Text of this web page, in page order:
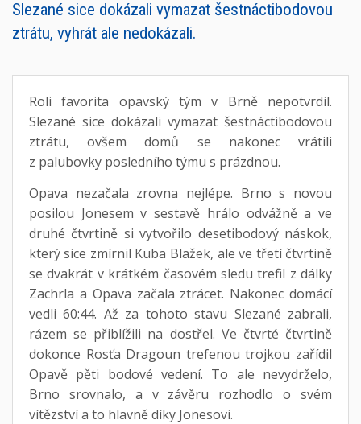
Slezané sice dokázali vymazat šestnáctibodovou
ztrátu, vyhrát ale nedokázali.
Roli favorita opavský tým v Brně nepotvrdil.
Slezané sice dokázali vymazat šestnáctibodovou
ztrátu, ovšem domů se nakonec vrátili
z palubovky posledního týmu s prázdnou.
Opava nezačala zrovna nejlépe. Brno s novou
posilou Jonesem v sestavě hrálo odvážně a ve
druhé čtvrtině si vytvořilo desetibodový náskok,
který sice zmírnil Kuba Blažek, ale ve třetí čtvrtině
se dvakrát v krátkém časovém sledu trefil z dálky
Zachrla a Opava začala ztrácet. Nakonec domácí
vedli 60:44. Až za tohoto stavu Slezané zabrali,
rázem se přiblížili na dostřel. Ve čtvrté čtvrtině
dokonce Rosťa Dragoun trefenou trojkou zařídil
Opavě pěti bodové vedení. To ale nevydrželo,
Brno srovnalo, a v závěru rozhodlo o svém
vítězství a to hlavně díky Jonesovi.